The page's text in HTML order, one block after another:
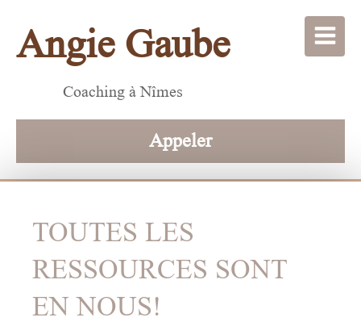
Angie Gaube
Coaching à Nîmes
Appeler
TOUTES LES
RESSOURCES SONT
EN NOUS!